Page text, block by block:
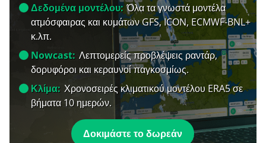
Δεδομένα μοντέλου: Όλα τα γνωστά μοντέλα
ατμόσφαιρας και κυμάτων GFS, ICON, ECMWF-BNL+
κ.λπ.
Nowcast: Λεπτομερείς προβλέψεις ραντάρ,
δορυφόροι και κεραυνοί παγκοσμίως.
Κλίμα: Χρονοσειρές κλιματικού μοντέλου ERA5 σε
βήματα 10 ημερών.
Δοκιμάστε το δωρεάν